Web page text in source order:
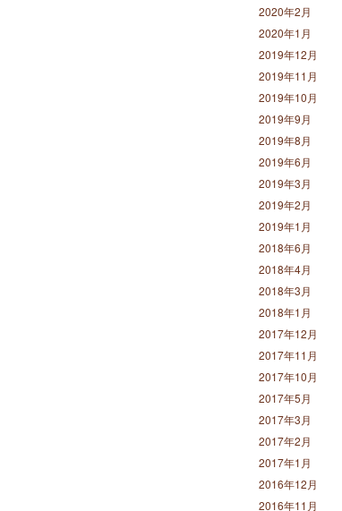
2020年2月
2020年1月
2019年12月
2019年11月
2019年10月
2019年9月
2019年8月
2019年6月
2019年3月
2019年2月
2019年1月
2018年6月
2018年4月
2018年3月
2018年1月
2017年12月
2017年11月
2017年10月
2017年5月
2017年3月
2017年2月
2017年1月
2016年12月
2016年11月